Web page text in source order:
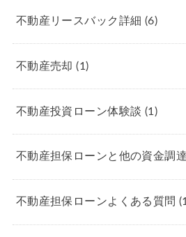
不動産リースバック詳細 (6)
不動産売却(1)
不動産投資ローン体験談 (1)
不動産担保ローンと他の資金調
不動産担保ローンよくある質問